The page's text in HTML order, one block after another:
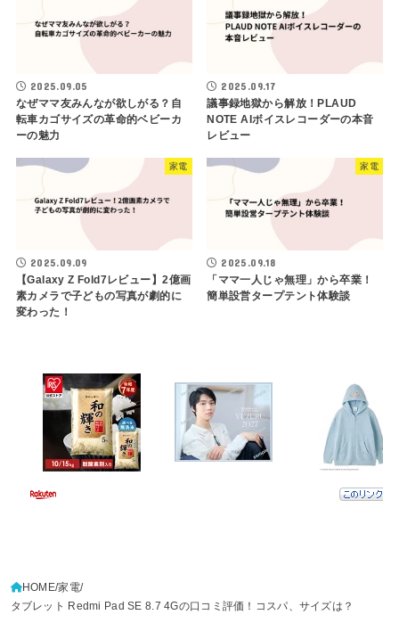
2025.09.05
なぜママ友みんなが欲しがる？自
転車カゴサイズの革命的ベビーカ
ーの魅力
2025.09.17
議事録地獄から解放！PLAUD
NOTE AIボイスレコーダーの本音
レビュー
家電
2025.09.09
【Galaxy Z Fold7レビュー】2億画
素カメラで子どもの写真が劇的に
変わった！
家電
2025.09.18
「ママ一人じゃ無理」から卒業！
簡単設営タープテント体験談
HOME 家電
タブレット Redmi Pad SE 8.7 4Gの口コミ評価！コスパ、サイズは？